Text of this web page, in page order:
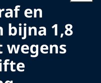
en
bijna 1,8
wegens